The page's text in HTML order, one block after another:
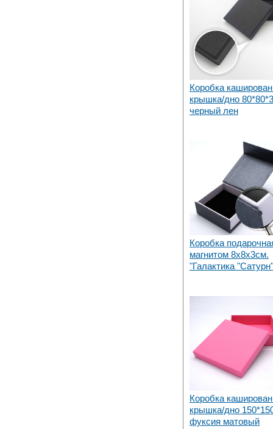
Коробка
крышка/дно
черный лен
Коробка
магнитом 8х8х3см.
"Галактика "Сатурн"
Коробка
крышка/дно
фуксия матовый